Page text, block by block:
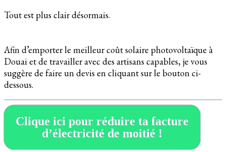
Tout est plus clair désormais.
Afin d’emporter le meilleur coût solaire photovoltaïque à
Douai et de travailler avec des artisans capables, je vous
suggère de faire un devis en cliquant sur le bouton ci-
dessous.
Clique ici pour réduire ta facture
d’électricité de moitié !